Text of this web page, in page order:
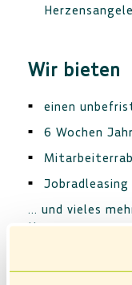
Wir bieten
einen
6 Wochen
Jobradleasing
... und vieles
Homepage.